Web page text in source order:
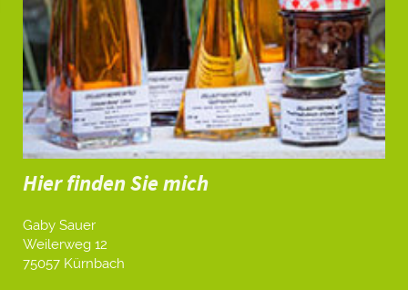
Hier finden Sie mich
Gaby Sauer
Weilerweg 12
75057 Kürnbach